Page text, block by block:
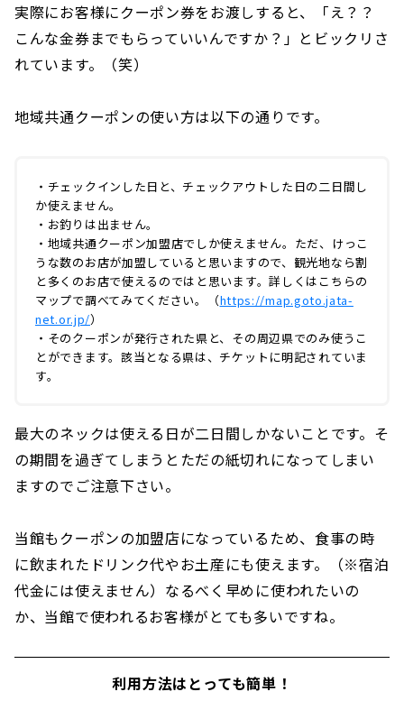
実際にお客様にクーポン券をお渡しすると、「え？？
こんな金券までもらっていいんですか？」とビックリさ
れています。（笑）
地域共通クーポンの使い方は以下の通りです。
・チェックインした日と、チェックアウトした日の二日間し
か使えません。
・お釣りは出ません。
・地域共通クーポン加盟店でしか使えません。ただ、けっこ
うな数のお店が加盟していると思いますので、観光地なら割
と多くのお店で使えるのではと思います。詳しくはこちらの
マップで調べてみてください。（https://map.goto.jata-
net.or.jp/）
・そのクーポンが発行された県と、その周辺県でのみ使うこ
とができます。該当となる県は、チケットに明記されていま
す。
最大のネックは使える日が二日間しかないことです。そ
の期間を過ぎてしまうとただの紙切れになってしまい
ますのでご注意下さい。
当館もクーポンの加盟店になっているため、食事の時
に飲まれたドリンク代やお土産にも使えます。（※宿泊
代金には使えません）なるべく早めに使われたいの
か、当館で使われるお客様がとても多いですね。
利用方法はとっても簡単！